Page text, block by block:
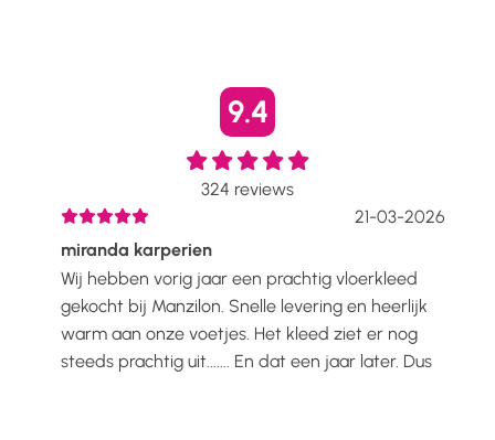
9.4
324 reviews
21-03-2026
miranda karperien
Wij hebben vorig jaar een prachtig vloerkleed
gekocht bij Manzilon. Snelle levering en heerlijk
warm aan onze voetjes. Het kleed ziet er nog
steeds prachtig uit....... En dat een jaar later. Dus